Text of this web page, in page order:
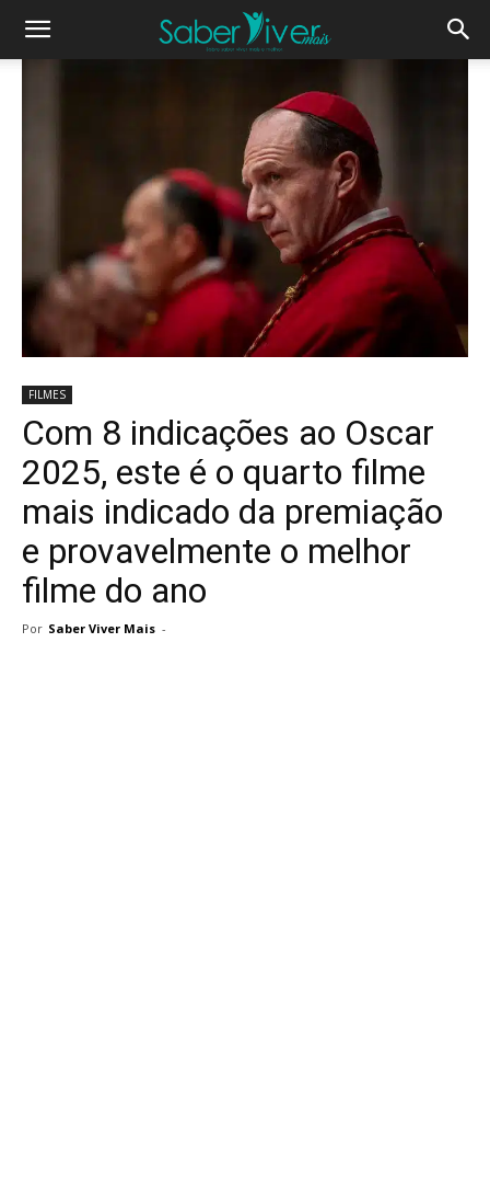
FILMES
Com 8 indicações ao Oscar
2025, este é o quarto filme
mais indicado da premiação
e provavelmente o melhor
filme do ano
Por Saber Viver Mais -